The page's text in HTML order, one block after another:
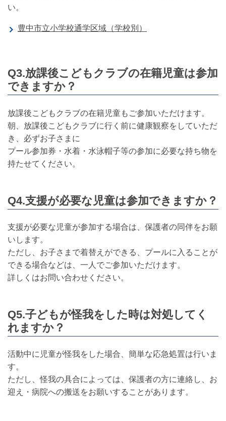
い。
豊中市立小学校通学区域（学校別）
Q3.放課後こどもクラブの在籍児童は参加
できますか？
放課後こどもクラブの在籍児童もご参加いただけます。
朝、放課後こどもクラブに行く前に健康観察をしていただ
き、必ずお子さまに
プール参加券・水着・水泳帽子等の参加に必要な持ち物を
持たせてください。
Q4.支援が必要な児童は参加できますか？
支援が必要な児童が参加する場合は、保護者の同伴をお願
いします。
ただし、お子さまで着替えができる、プールに入ることが
できる場合などは、一人でご参加いただけます。
詳しくはお問い合わせください。
Q5.子どもが怪我をした時は対処してく
れますか？
活動中に児童が怪我をした場合、簡単な応急処置は行いま
す。
ただし、怪我の具合によっては、保護者の方に連絡し、お
迎え・病院への搬送をお願いすることがあります。